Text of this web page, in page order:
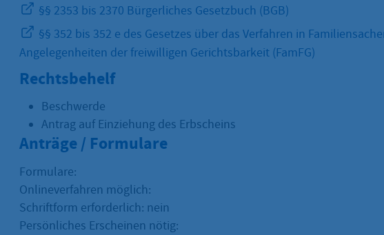
§§ 2353 bis 2370 Bürgerliches Gesetzbuch (BGB)
§§ 352 bis 352 e des Gesetzes über das Verfahren in
Angelegenheiten der freiwilligen Gerichtsbarkeit (FamFG)
Rechtsbehelf
Beschwerde
Antrag auf Einziehung des Erbscheins
Anträge / Formulare
Formulare:
Onlineverfahren möglich:
Schriftform erforderlich: nein
Persönliches Erscheinen nötig: